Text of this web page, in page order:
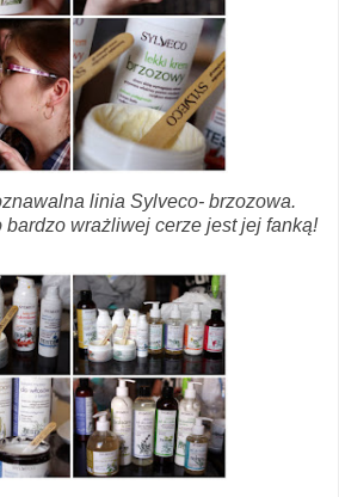
linia Sylveco- brzozowa.
bardzo wrażliwej cerze jest jej fanką!